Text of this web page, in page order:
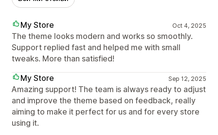
My Store Oct 4, 2025
The theme looks modern and works so smoothly.
Support replied fast and helped me with small
tweaks. More than satisfied!
My Store
Sep 12, 2025
Amazing support! The team is always ready to adjust
and improve the theme based on feedback, really
aiming to make it perfect for us and for every store
using it.